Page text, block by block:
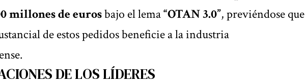
millones de eurosbajo el lema“OTAN 3.0”, previéndose que
de estos pedidos beneficie a la industria
DE LOS LÍDERES